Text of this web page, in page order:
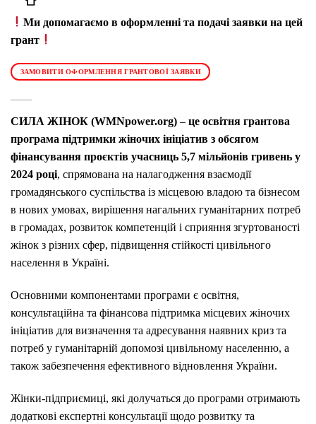
Ми допомагаємо в оформленні та подачі заявки на цей
грант
ЗАМОВИТИ ОФОРМЛЕННЯ ГРАНТОВОЇ ЗАЯВКИ
СИЛА ЖІНОК (WMNpower.org) – це освітня грантова
програма підтримки жіночих ініціатив з обсягом
фінансування проєктів учасниць 5,7 мільйонів гривень у
2024 році, спрямована на налагодження взаємодії
громадянського суспільства із місцевою владою та бізнесом
в нових умовах, вирішення нагальних гуманітарних потреб
в громадах, розвиток компетенцій і сприяння згуртованості
жінок з різних сфер, підвищення стійкості цивільного
населення в Україні.
Основними компонентами програми є освітня,
консультаційна та фінансова підтримка місцевих жіночих
ініціатив для визначення та адресування наявних криз та
потреб у гуманітарній допомозі цивільному населенню, а
також забезпечення ефективного відновлення України.
Жінки-підприємиці, які долучаться до програми отримають
додаткові експертні консультації щодо розвитку та